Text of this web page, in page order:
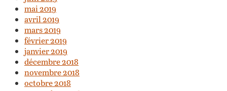
mai 2019
avril 2019
mars 2019
février 2019
janvier 2019
décembre 2018
novembre 2018
octobre 2018